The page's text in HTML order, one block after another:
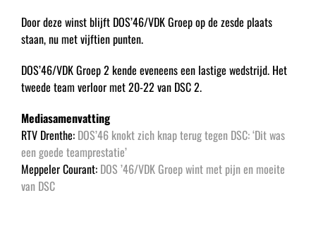
Door deze winst blijft DOS’46/VDK Groep op de zesde plaats
staan, nu met vijftien punten.
DOS’46/VDK Groep 2 kende eveneens een lastige wedstrijd. Het
tweede team verloor met 20-22 van DSC 2.
Mediasamenvatting
RTV Drenthe: DOS’46 knokt zich knap terug tegen DSC: ‘Dit was
een goede teamprestatie’
Meppeler Courant: DOS ’46/VDK Groep wint met pijn en moeite
van DSC